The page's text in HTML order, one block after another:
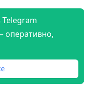
оперативно,